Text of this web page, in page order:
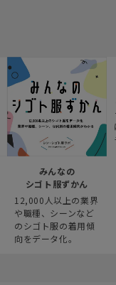
みんなの
シゴト服ずかん
12,000人以上の業界
や職種、シーンなど
のシゴト服の着用傾
向をデータ化。